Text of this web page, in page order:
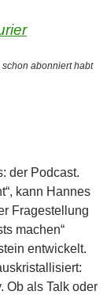
abonniert habt
der Podcast.
kann Hannes
Fragestellung
machen“
entwickelt.
Ob als Talk oder